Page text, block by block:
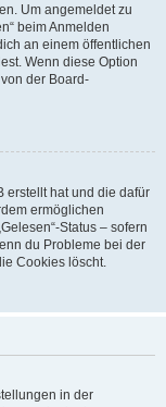
Um angemeldet zu
beim Anmelden
an einem öffentlichen
Wenn diese Option
der Board-
erstellt hat und die dafür
ermöglichen
Status – sofern
du Probleme bei der
Cookies löscht.
in der